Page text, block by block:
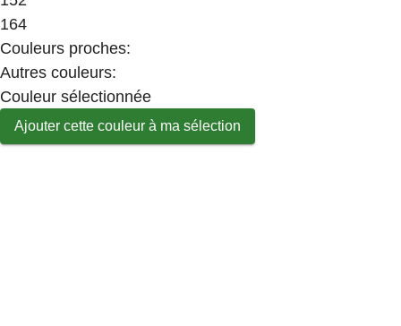
164
Couleurs proches:
Autres couleurs:
Couleur sélectionnée
Ajouter cette couleur à ma sélection